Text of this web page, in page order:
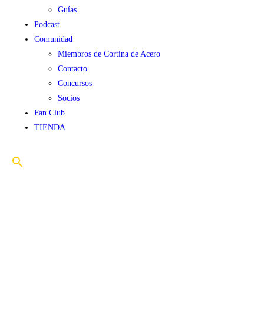
Guías
Podcast
Comunidad
Miembros de Cortina de Acero
Contacto
Concursos
Socios
Fan Club
TIENDA